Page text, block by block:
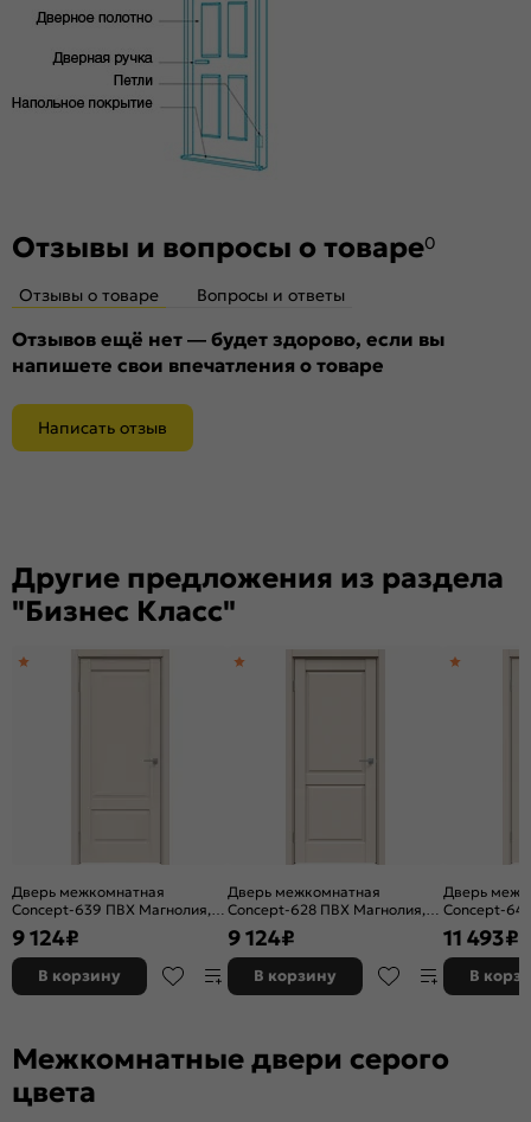
Пропускает свет:
Гарантия (лет):
Материал:
Композитный мебельный щит на основе
высококачественного соснового бруса и MDF.
Отзывы и вопросы о товаре0
Отзывы о товаре Вопросы и ответы
Отзывов ещё нет — будет здорово, если вы
напишете свои впечатления о товаре
Написать отзыв
Другие предложения из раздела
"Бизнес Класс"
Дверь межкомнатная
Concept-639 ПВХ Магнолия,
глухая, без кромки, царговая
9 124₽
В корзину
Дверь межкомнатная
Concept-628 ПВХ Магнолия,
глухая, без кромки, царговая
9 124₽
В корзину
Дверь
Concept-
без
11 493₽
В
Межкомнатные двери серого
цвета